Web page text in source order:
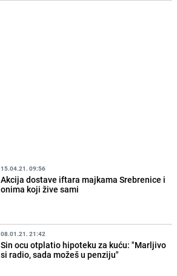
15.04.21. 09:56
Akcija dostave iftara majkama Srebrenice i
onima koji žive sami
08.01.21. 21:42
Sin ocu otplatio hipoteku za kuću: "Marljivo
si radio, sada možeš u penziju"